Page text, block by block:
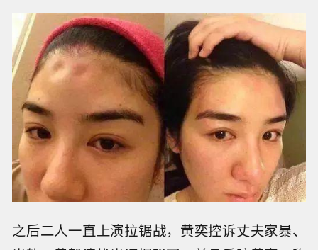
之后二人一直上演拉锯战，黄奕控诉丈夫家暴、